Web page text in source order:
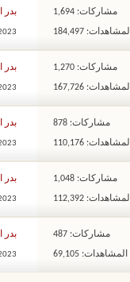
مشاركات: 1,694
المشاهدات: 184,497
بدر
مشاركات: 1,270
المشاهدات: 167,726
بدر
مشاركات: 878
المشاهدات: 110,176
بدر
مشاركات: 1,048
المشاهدات: 112,392
بدر
مشاركات: 487
المشاهدات: 69,105
بدر